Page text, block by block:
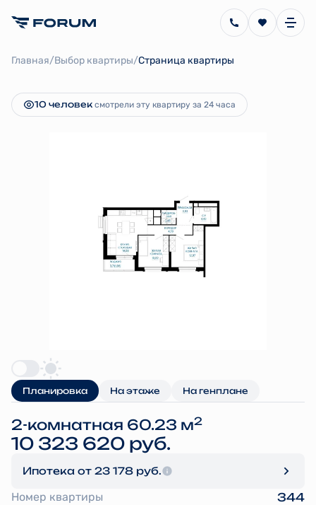
Главная/Выбор квартиры/Страница квартиры10 323 620 руб.
Ипотекаот 23 178 руб.
10 человек смотрели эту квартиру за 24 часа
Планировка На этаже На генплане
2-комнатная 60.23 м2
10 323 620 руб.
Ипотека от 23 178 руб.
Номер квартиры 344